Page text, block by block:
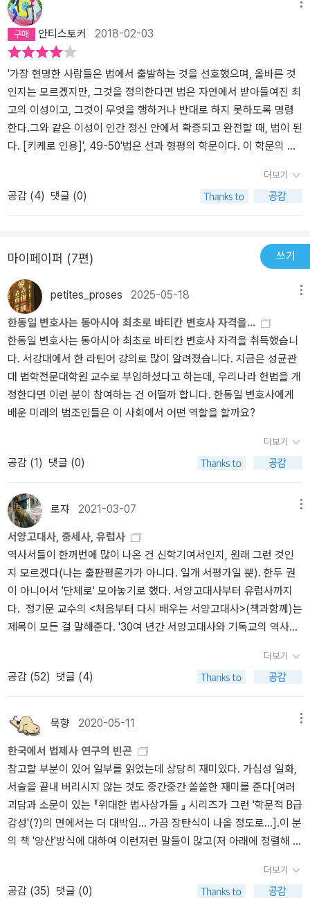
기 말부터 제정된 교황들의 법령은 로마법의 ‘이성’ 개념에 바탕을 두
었으며, 로마법을 집대성한 이들의 체험과 학문으로부터 영향을 받았
다. 교회법 발전의 역사에서 유독 눈길을 끄는, 주목할 만한 인물은 두
사람이다. ▲이르네리우스, 그라치아노의 활약 교회법이 독립 학문으
로 탄생하게 된 계기는 1070년경 이르네리우스라는 인물이 유스티니
아누스의 학설휘찬을 이탈리아에 알리면서다. 그는 500년 전에 쓰인
라틴어를 당대에 사용하는 라틴어로 유스티니아누스 법전 행간에 적
기 시작했는데, 이것이 바로 중세 유럽 법학의 시발점이 되었다. 뒤이
단어들을 적어넣은 이들을 ‘주석학파’라고 불렀으며, 이들이 볼로냐
대학에서 법학의 탄생을 이끌었다. 학설휘찬은 11세기 볼로냐 대학을
시작으로 중세의 모든 대학에서 법학 연구의 기본으로 삼았다. 이로
~12세기 사회 진보를 총체적으로 이끌었는데, 특히 법학의 진보에는
전기 스콜라 신학과 시민법 주석가들의 기여가 컸다. 이후 교회법이
독립 학문으로 정착하는 것은 1140년 그라치아노에 의해 『그라치아
노 법령집』이 출간되고서다. 이것은 총 3945개조의 방대한 법령집
으로, 교회법학을 신학으로부터 독립시키면서 현대 국가들의 법전에
도 지대한 영향을 끼치게 된다. 한편 서방 교회에서 교회법학이 이처
럼 뒤늦게 독립한 이유는 시민법 학자들이 교회법을 독립 학문으로
인정하려 하지 않았기 때문인데, 1160년 시민법에 상응하는 과목으
로 인정받고 13세기경부터 둘은 동등한 지위를 누리게 된다. 그러나
종교개혁 이후 프로테스탄트 대학에서 ‘교황들의 법령’에 대한 강의는
들이었다.(불태워진 책 가운데 교회법의 역사에서 관심을 가질 만한
로써 프로테스탄트 대학에서 교회법학은 사라지고, 그로 인해 교회법
이 일반시민법에 끼친 광범위한 영향도 잊혔다. 이는 단순히 개신교
대학에서 교회법학이 사라지는 데 그치지 않고, 개신교단 내에서 교
회법이라는 존재가 사라지도록 했으며, ‘법’이라는 제도 자체가 없어
졌으니 오늘날 한국 개신교에서 일어나는 수많은 법률적 어려움이 태
동한 시초도 여기서 찾을 수 있다. ▲삼권분립론과 헌법, 국가 조직에
흔적을 새긴 교회법 바티칸을 중심으로 거대한 ‘종교 제국’을 구축했
던 가톨릭의 교회법은 이후 삼권분립론 등 현대의 헌법과 국가 조직
에 그 흔적을 새기게 된다. 특히 그중 ‘원상회복’ ‘의심스러울 때에는
원리, 고리대금업의 금지, 계약 충실의 원칙, 소송대리인 제도, 입법사
을 미쳤다. 실제로 한국의 민사소송 절차도 로마법을 계수해 발전시
킨 교회의 소송절차법에서 유래한다. 교회법은 또한 현행 공법과 사
법, 국제법 분야의 법제 형성과 발전에 지대한 영향을 미쳤다. 교회법
은 또한 국가법과 국제법학 발전에 기여하면서 당시 윤리신학의 영역
이었던 수많은 경제 및 사회 문제에 대한 해결책을 제시했다. 교회법
은 전시 국제법이 생성되는 데 영향을 주었으며, 교회 재판은 국제 재
판의 기원이 되었다. 따라서 대륙의 민법 및 우리 민법의 역사를 이해
하는 데 교회법 연구는 필수다. 그럼에도 불구하고 교회법은 그동안
서양 법제사 안에서 종교개혁과 더불어 프로테스탄트 학자들에 의해
정당한 평가를 받지 못해 공백으로 남겨졌고, 이 연결고리를 이어주
안티스토커 2018-02-03
'가장 현명한 사람들은 법에서 출발하는 것을 선호했으며, 올바른 것
인지는 모르겠지만, 그것을 정의한다면 법은 자연에서 받아들여진 최
고의 이성이고, 그것이 무엇을 행하거나 반대로 하지 못하도록 명령
한다.그와 같은 이성이 인간 정신 안에서 확증되고 완전할 때, 법이 된
다. [키케로 인용]', 49-50'법은 선과 형평의 학문이다. 이 학문의 두
사법은 개인들의 편익을 위한 것이다.[첼수스 인용]', 34. '정의가 없
는 곳에는 공화국(국가)가 존재하지 않는다. 그리고 정의는 각자에게
자기 것을 배분하는 덕이다. [아우구스티노 인용]', 35.'법률가는 형식
렬한 사랑을 품고 있는 자는 우리 통념에 의하면 현명한 법관이 아니
다.[키르히만 인용]', 31법과 종교의 분리는 '로마법'과, 로마법 이후
그의 계승자로 자처한 '교회법', 교회법과 일반시민법의 공통분모를
수용하여 발전시킨 '보통법 Ius commune'을 통해 점진적으로 분리
됩니다.그리고 인간 이성을 최고의 가치로 여기는 인문주의 사조로
촉발된 르네상스 정신은 세속주의로 이어지는데, 이것이 법과 종교가
분리되는 역사적 계기로 작용했습니다. 58-59. 가령 푸펜도르프의
자연법학파는 '자유주의, 개인주의' 사조에 지대한 영향을 미쳤습니
다. 이 자연법학파에 의해 존엄사, 동성애, 낙태, 사회정의 등 수많은
윤리적 문제에 관한 개인의 자기결정권이 중요하게 자리잡았습니다.
니다. 78. 유대인에 대한 차별과 대량 학살이 벌어질 수 있었던 이유
은 오늘날 우리가 생각하는 신앙 개념과는 다를뿐더러 바람직하지도
않습니다.236.볼로냐학파가 제고하는 '하나로의 회귀'에서 '하나'란
무엇을 의미할까요? 여기서 '하나'란 종교적, 정치적, 법률적 관점에
서 하나 되는 '통일 로마 제국'을 상징합니다. 그 제국을 통해 그리스
도교를 포함해 모든 것이 하나 되는 것입니다. 이는 476년 서로마 제
국의 붕괴 이후 세계 질서의 축이 하나에서 다자로 변해가는 과정에
서 과거의 영화로 회귀하고자 하는 갈망 가운데 나온 것이지요. 257.
이탈리아어, 스페인어, 독일어 등의 자국어 발전은 지역 관습과 중세
자치도시의 각종 규약을 현재의 대중 언어로 편찬하면서 이루어졌음
작성한 것이 출발점입니다. 조합규약을 작성할 때 구성원의 교육 수
신들이 쓰던 언어로 했는데, 이것이 오히려 각 유럽어가 발전하는 모
태가 된 것입니다. 앞서 언급했듯이, 이것이 바로 훗날 루터가 라틴어
성경을 대중이 이해하도록 번역하는 데 토대가 되었습니다. 351-35
2.
더보기
공감 (4) 댓글 (0)
마이페이퍼 (7편) 쓰기
petites_proses 2025-05-18
한동일 변호사는 동아시아 최초로 바티칸 변호사 자격을...
한동일 변호사는 동아시아 최초로 바티칸 변호사 자격을 취득했습니
다. 서강대에서 한 라틴어 강의로 많이 알려졌습니다. 지금은 성균관
대 법학전문대학원 교수로 부임하셨다고 하는데, 우리나라 헌법을 개
정한다면 이런 분이 참여하는 건 어떨까 합니다. 한동일 변호사에게
배운 미래의 법조인들은 이 사회에서 어떤 역할을 할까요?
더보기
공감 (1) 댓글 (0)
로쟈 2021-03-07
서양고대사, 중세사, 유럽사
역사서들이 한꺼번에 많이 나온 건 신학기여서인지, 원래 그런 것인
지 모르겠다(나는 출판평론가가 아니다. 일개 서평가일 뿐). 한두 권
이 아니어서 '단체로' 모아놓기로 했다. 서양고대사부터 유럽사까지
다. 정기문 교수의 <처음부터 다시 배우는 서양고대사>(책과함께)는
제목이 모든 걸 말해준다. '30여 년간 서양고대사와 기독교의 역사를
종합적으로 다룬 개론서다.' 개론서인 만큼 너무 무겁지도 빡빡하지도
않다. 이 분야에서는 대학교재용 책으로 <서양고대사강의>(한울)가
나와있는데, 공동저작이라는 게 특징이자 약점이다(아무도 책임지지
않는 게 공동저작의 특징). 저자의 책이 이 '공백'을 채워줄 듯싶다. 부
제는 '메소포타미아·이집트 문명부터 서로마제국 멸망까지'다. 어린
이용 세계사로 유명한 수잔 바우어의 세계사 중세편이 나왔다. 두 권
의 두툼한 분량이다. 중세라는 주제와 두툼한 분량만으로도 어린이용
은 넘어선다. 성인 교양서로 읽을 만하다. 일반적인 중세사 개관으로
는 브라이언 타이어니 등의 <서양중세사>(집문당)이 교과서격의 책
이다. 최근에 나온 유럽사로 놀라게 한 책은 <노먼 데이비스의 유럽
사>다. '런던 대학교 슬라브 및 동유럽 연구 대학의 폴란드사 교수'라
보니 그럴 만하다. 무려 1392쪽. 아무튼 유럽 통사로서는 당분간 간
판 노릇을 할 듯싶다. 유럽사 입문으로는 데이비드 메이슨의 <처음
더보기
공감 (52) 댓글 (4)
묵향 2020-05-11
한국에서 법제사 연구의 빈곤
참고할 부분이 있어 일부를 읽었는데 상당히 재미있다. 가십성 일화,
서술을 끝내 버리시지 않는 것도 중간중간 쏠쏠한 재미를 준다[여러
괴담과 소문이 있는 『위대한 법사상가들 』 시리즈가 그런 '학문적 B급
감성'(?)의 면에서는 더 대박임... 가끔 장탄식이 나올 정도로...].이 분
의 책 '양산'방식에 대하여 이런저런 말들이 많고(저 아래에 정렬해 보
직 이후에도 꾸준히 집필하고 계신 것 같다. 『법과 생활』, 『법학통론』
이 꾸준히 나오고 있다는 것은 그저 놀라울 따름),외국의 여러 명품
더보기
공감 (35) 댓글 (0)